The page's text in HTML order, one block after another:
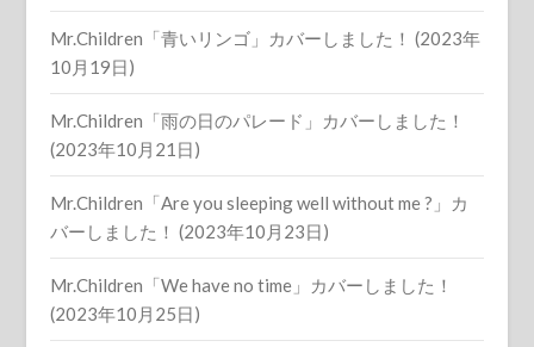
Mr.Children「青いリンゴ」カバーしました！ (2023年
10月19日)
Mr.Children「雨の日のパレード」カバーしました！
(2023年10月21日)
Mr.Children「Are you sleeping well without me ?」カ
バーしました！ (2023年10月23日)
Mr.Children「We have no time」カバーしました！
(2023年10月25日)